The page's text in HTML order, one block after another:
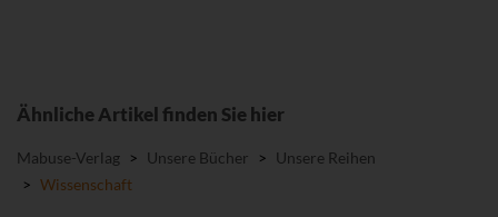
Ähnliche Artikel finden Sie hier
Mabuse-Verlag > Unsere Bücher > Unsere Reihen
> Wissenschaft